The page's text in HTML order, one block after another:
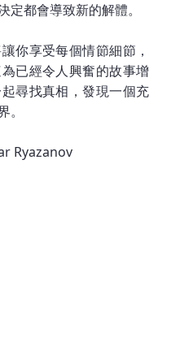
都會導致新的解體。
你享受每個情節細節，
已經令人興奮的故事增
尋找真相，發現一個充
Ryazanov